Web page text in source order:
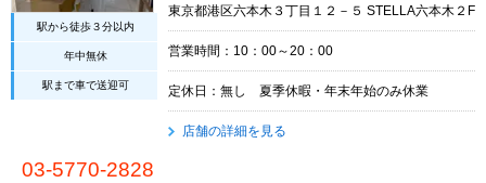
駅から徒歩３分以内
年中無休
駅まで車で送迎可
東京都港区六本木３丁目１２－５ STELLA六本木２F
営業時間：10：00～20：00
定休日：無し 夏季休暇・年末年始のみ休業
店舗の詳細を見る
03-5770-2828